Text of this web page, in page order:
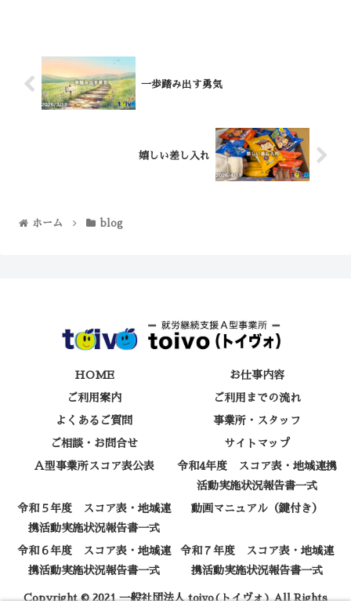
一歩踏み出す勇気
嬉しい差し入れ
ホーム blog
HOME お仕事内容
ご利用案内 ご利用までの流れ
よくあるご質問 事業所・スタッフ
ご相談・お問合せ サイトマップ
Ａ型事業所スコア表公表
令和4年度 スコア表・地域連携
活動実施状況報告書一式
令和５年度 スコア表・地域連
携活動実施状況報告書一式
動画マニュアル（鍵付き）
令和６年度 スコア表・地域連
携活動実施状況報告書一式
令和７年度 スコア表・地域連
携活動実施状況報告書一式
Copyright © 2021 一般社団法人 toivo(トイヴォ) All Rights